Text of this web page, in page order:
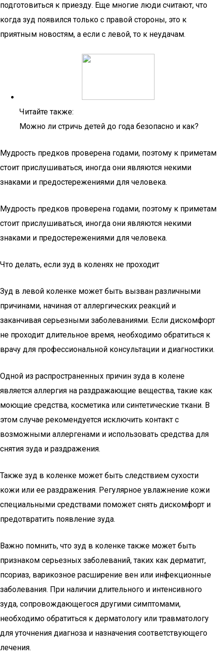
подготовиться к приезду. Еще многие люди считают, что
когда зуд появился только с правой стороны, это к
приятным новостям, а если с левой, то к неудачам.
Читайте также:
Можно ли стричь детей до года безопасно и как?
Мудрость предков проверена годами, поэтому к приметам
стоит прислушиваться, иногда они являются некими
знаками и предостережениями для человека.
Мудрость предков проверена годами, поэтому к приметам
стоит прислушиваться, иногда они являются некими
знаками и предостережениями для человека.
Что делать, если зуд в коленях не проходит
Зуд в левой коленке может быть вызван различными
причинами, начиная от аллергических реакций и
заканчивая серьезными заболеваниями. Если дискомфорт
не проходит длительное время, необходимо обратиться к
врачу для профессиональной консультации и диагностики.
Одной из распространенных причин зуда в колене
является аллергия на раздражающие вещества, такие как
моющие средства, косметика или синтетические ткани. В
этом случае рекомендуется исключить контакт с
возможными аллергенами и использовать средства для
снятия зуда и раздражения.
Также зуд в коленке может быть следствием сухости
кожи или ее раздражения. Регулярное увлажнение кожи
специальными средствами поможет снять дискомфорт и
предотвратить появление зуда.
Важно помнить, что зуд в коленке также может быть
признаком серьезных заболеваний, таких как дерматит,
псориаз, варикозное расширение вен или инфекционные
заболевания. При наличии длительного и интенсивного
зуда, сопровождающегося другими симптомами,
необходимо обратиться к дерматологу или травматологу
для уточнения диагноза и назначения соответствующего
лечения.